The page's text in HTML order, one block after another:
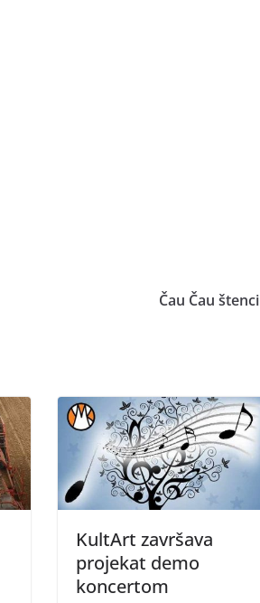
Čau Čau štenci
KultArt završava
projekat demo
koncertom